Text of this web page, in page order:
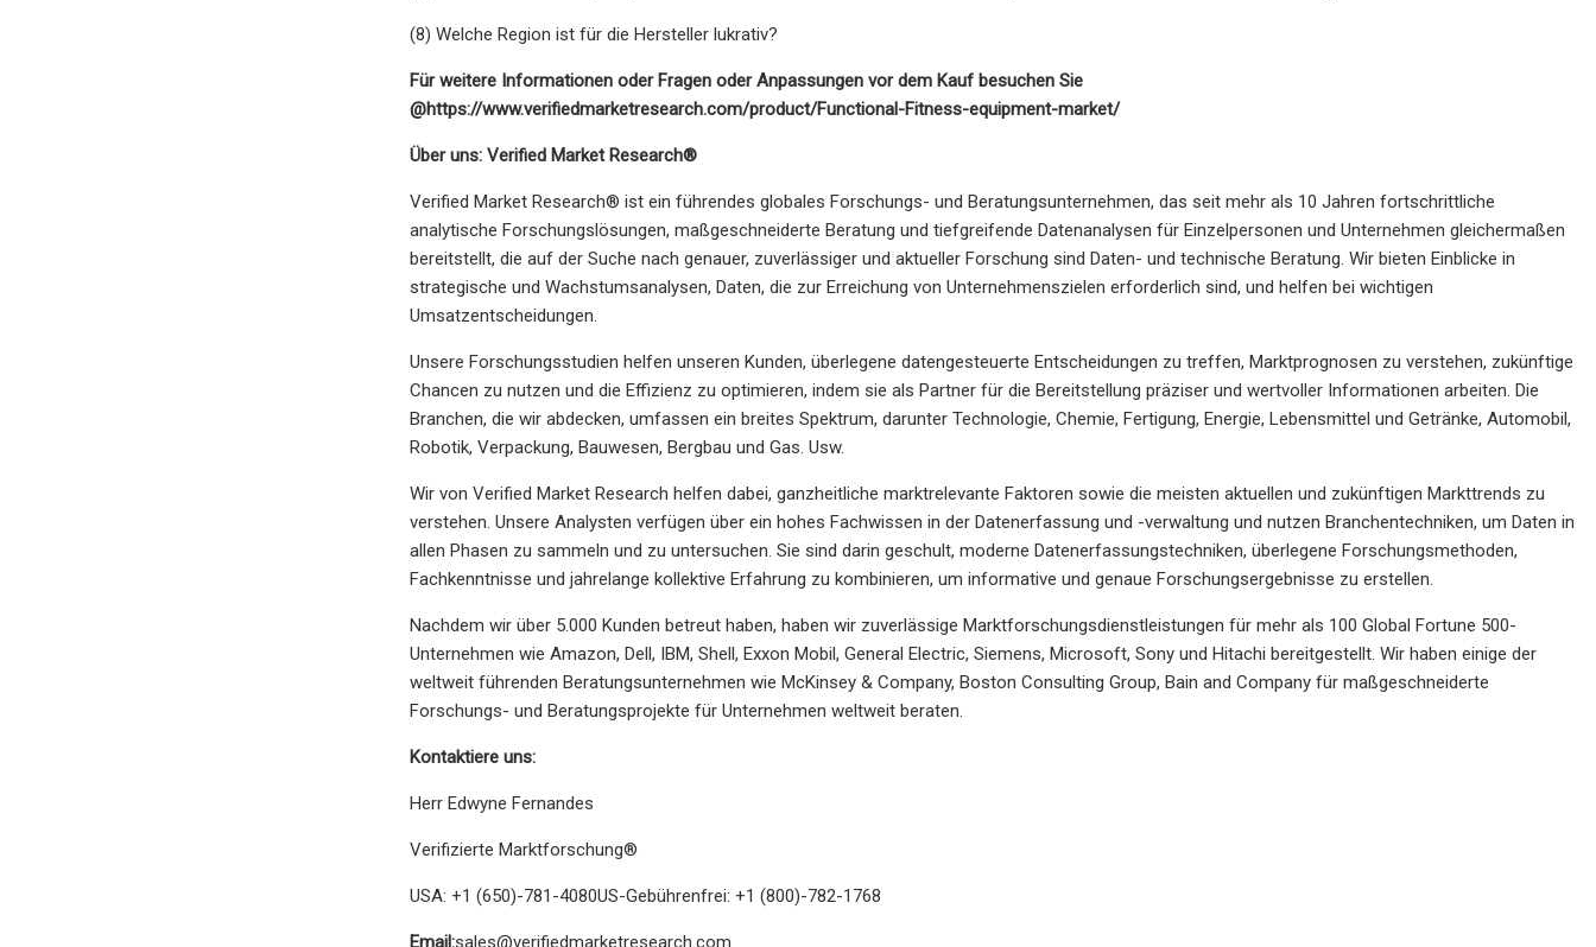
(8) Welche Region ist für die Hersteller lukrativ?
Für weitere Informationen oder Fragen oder Anpassungen vor dem Kauf besuchen Sie
@https://www.verifiedmarketresearch.com/product/Functional-Fitness-equipment-market/
Über uns: Verified Market Research®
Verified Market Research® ist ein führendes globales Forschungs- und Beratungsunternehmen, das seit mehr als 10 Jahren fortschrittliche
analytische Forschungslösungen, maßgeschneiderte Beratung und tiefgreifende Datenanalysen für Einzelpersonen und Unternehmen gleichermaßen
bereitstellt, die auf der Suche nach genauer, zuverlässiger und aktueller Forschung sind Daten- und technische Beratung. Wir bieten Einblicke in
strategische und Wachstumsanalysen, Daten, die zur Erreichung von Unternehmenszielen erforderlich sind, und helfen bei wichtigen
Umsatzentscheidungen.
Unsere Forschungsstudien helfen unseren Kunden, überlegene datengesteuerte Entscheidungen zu treffen, Marktprognosen zu verstehen, zukünftige
Chancen zu nutzen und die Effizienz zu optimieren, indem sie als Partner für die Bereitstellung präziser und wertvoller Informationen arbeiten. Die
Branchen, die wir abdecken, umfassen ein breites Spektrum, darunter Technologie, Chemie, Fertigung, Energie, Lebensmittel und Getränke, Automobil,
Robotik, Verpackung, Bauwesen, Bergbau und Gas. Usw.
Wir von Verified Market Research helfen dabei, ganzheitliche marktrelevante Faktoren sowie die meisten aktuellen und zukünftigen Markttrends zu
verstehen. Unsere Analysten verfügen über ein hohes Fachwissen in der Datenerfassung und -verwaltung und nutzen Branchentechniken, um Daten in
allen Phasen zu sammeln und zu untersuchen. Sie sind darin geschult, moderne Datenerfassungstechniken, überlegene Forschungsmethoden,
Fachkenntnisse und jahrelange kollektive Erfahrung zu kombinieren, um informative und genaue Forschungsergebnisse zu erstellen.
Nachdem wir über 5.000 Kunden betreut haben, haben wir zuverlässige Marktforschungsdienstleistungen für mehr als 100 Global Fortune 500-
Unternehmen wie Amazon, Dell, IBM, Shell, Exxon Mobil, General Electric, Siemens, Microsoft, Sony und Hitachi bereitgestellt. Wir haben einige der
weltweit führenden Beratungsunternehmen wie McKinsey & Company, Boston Consulting Group, Bain and Company für maßgeschneiderte
Forschungs- und Beratungsprojekte für Unternehmen weltweit beraten.
Kontaktiere uns:
Herr Edwyne Fernandes
Verifizierte Marktforschung®
USA: +1 (650)-781-4080US-Gebührenfrei: +1 (800)-782-1768
Email:sales@verifiedmarketresearch.com